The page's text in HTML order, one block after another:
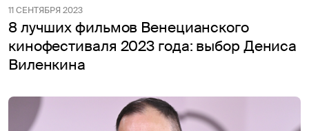
11 СЕНТЯБРЯ 2023
8 лучших фильмов Венецианского
кинофестиваля 2023 года: выбор Дениса
Виленкина